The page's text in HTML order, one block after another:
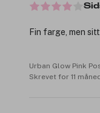
Fin farge, men
Urban Glow Pink
Skrevet for 11